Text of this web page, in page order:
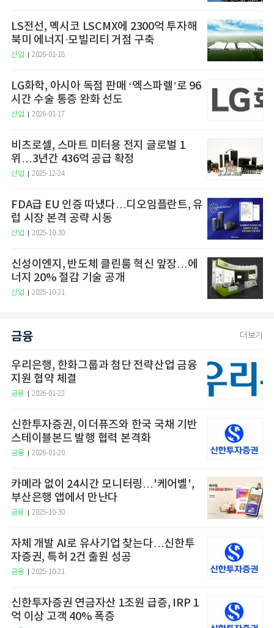
LS전선, 멕시코 LSCMX에 2300억 투자해
북미 에너지·모빌리티 거점 구축
산업 2026-01-18
LG화학, 아시아 독점 판매 ‘엑스파렐’로 96
시간 수술 통증 완화 선도
산업 2026-01-17
비츠로셀, 스마트 미터용 전지 글로벌 1
위…3년간 436억 공급 확정
산업 2025-12-24
FDA급 EU 인증 따냈다…디오임플란트, 유
럽 시장 본격 공략 시동
산업 2025-10-30
신성이엔지, 반도체 클린룸 혁신 앞장…에
너지 20% 절감 기술 공개
산업 2025-10-21
금융 더보기
우리은행, 한화그룹과 첨단 전략산업 금융
지원 협약 체결
금융 2026-01-22
신한투자증권, 이더퓨즈와 한국 국채 기반
스테이블본드 발행 협력 본격화
금융 2026-01-20
카메라 없이 24시간 모니터링…'케어벨',
부산은행 앱에서 만난다
금융 2025-10-30
자체 개발 AI로 유사기업 찾는다…신한투
자증권, 특허 2건 출원 성공
금융 2025-10-21
신한투자증권 연금자산 1조원 급증, IRP 1
억 이상 고객 40% 폭증